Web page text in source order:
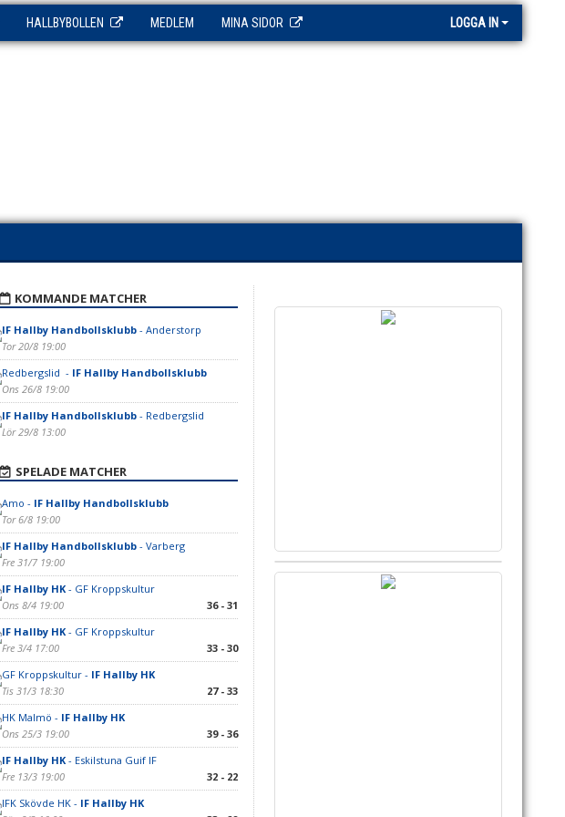
HALLBYBOLLEN MEDLEM MINA SIDOR LOGGA IN
KOMMANDE MATCHER
IF Hallby Handbollsklubb- Anderstorp
Tor 20/8 19:00
Redbergslid - IF Hallby Handbollsklubb
Ons 26/8 19:00
IF Hallby Handbollsklubb- Redbergslid
Lör 29/8 13:00
SPELADE MATCHER
Amo - IF Hallby Handbollsklubb
Tor 6/8 19:00
IF Hallby Handbollsklubb- Varberg
Fre 31/7 19:00
IF Hallby HK- GF Kroppskultur
Ons 8/4 19:00
36 - 31
IF Hallby HK- GF Kroppskultur
Fre 3/4 17:00
33 - 30
GF Kroppskultur - IF Hallby HK
Tis 31/3 18:30
27 - 33
HK Malmö - IF Hallby HK
Ons 25/3 19:00
39 - 36
IF Hallby HK- Eskilstuna Guif IF
Fre 13/3 19:00
32 - 22
IFK Skövde HK - IF Hallby HK